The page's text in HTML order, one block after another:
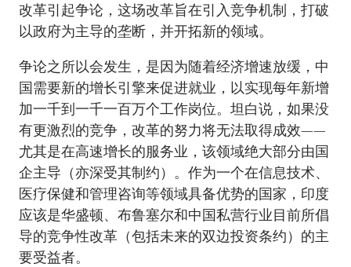
改革引起争论，这场改革旨在引入竞争机制，打破
以政府为主导的垄断，并开拓新的领域。
争论之所以会发生，是因为随着经济增速放缓，中
国需要新的增长引擎来促进就业，以实现每年新增
加一千到一千一百万个工作岗位。坦白说，如果没
有更激烈的竞争，改革的努力将无法取得成效——
尤其是在高速增长的服务业，该领域绝大部分由国
企主导（亦深受其制约）。作为一个在信息技术、
医疗保健和管理咨询等领域具备优势的国家，印度
应该是华盛顿、布鲁塞尔和中国私营行业目前所倡
导的竞争性改革（包括未来的双边投资条约）的主
要受益者。